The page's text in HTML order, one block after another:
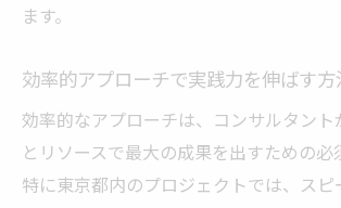
ます。
効率的アプローチで実践力を伸ばす方
効率的なアプローチは、コンサルタン
とリソースで最大の成果を出すための必
特に東京都内のプロジェクトでは、ス